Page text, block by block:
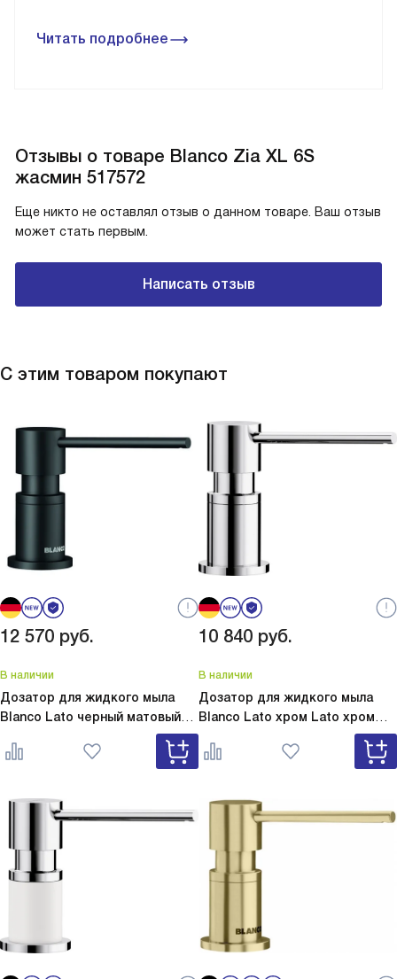
Читать подробнее
Отзывы о товаре Blanco Zia XL 6S
жасмин 517572
Еще никто не оставлял отзыв о данном товаре. Ваш отзыв
может стать первым.
Написать отзыв
С этим товаром покупают
12 570 руб.
В наличии
Дозатор для жидкого мыла
Blanco Lato черный матовый
Lato черный матовый 525789
10 840 руб.
В наличии
Дозатор для жидкого мыла
Blanco Lato хром Lato хром